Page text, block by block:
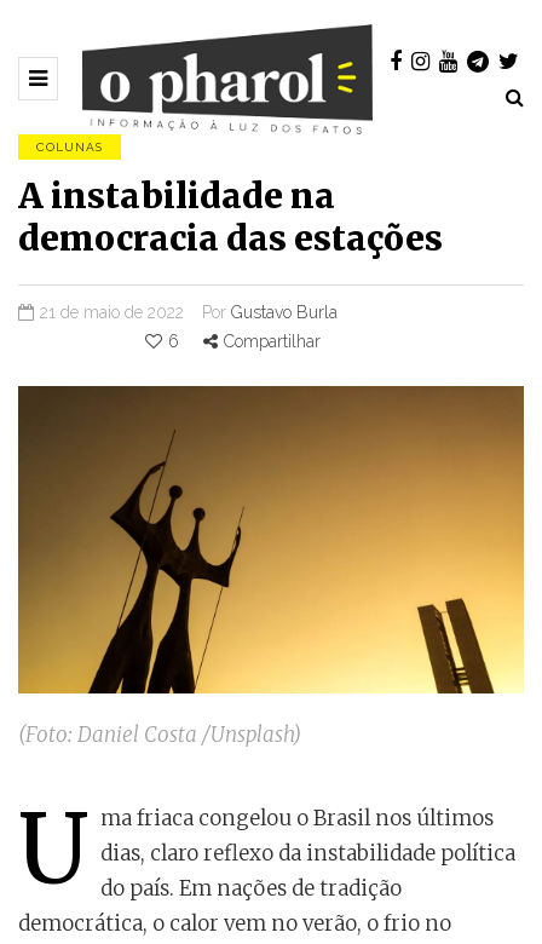
COLUNAS
A instabilidade na
democracia das estações
21 de maio de 2022 Por Gustavo Burla
6
Compartilhar
(Foto: Daniel Costa /Unsplash)
U ma friaca congelou o Brasil nos últimos
dias, claro reflexo da instabilidade política
do país. Em nações de tradição
democrática, o calor vem no verão, o frio no